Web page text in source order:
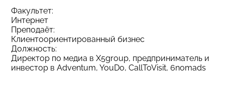
Факультет:
Интернет
Преподаёт:
Клиентоориентированный бизнес
Должность:
Директор по медиа в X5group, предприниматель и
инвестор в Adventum, YouDo, CallToVisit, 6nomads